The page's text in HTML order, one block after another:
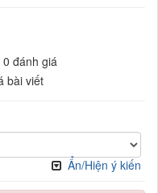
đánh giá
bài viết
Ẩn/Hiện ý kiến